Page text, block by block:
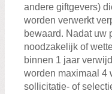
andere giftgevers)
worden verwerkt
bewaard. Nadat uw
noodzakelijk of
binnen 1 jaar
worden maximaal 4
sollicitatie- of